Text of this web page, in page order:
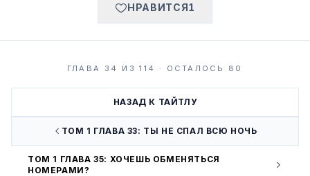
НРАВИТСЯ1
ГЛАВА 34 ИЗ 114 · ОСТАЛОСЬ 80
НАЗАД К ТАЙТЛУ
ТОМ 1 ГЛАВА 33: ТЫ НЕ СПАЛ ВСЮ НОЧЬ
ТОМ 1 ГЛАВА 35: ХОЧЕШЬ ОБМЕНЯТЬСЯ
НОМЕРАМИ?